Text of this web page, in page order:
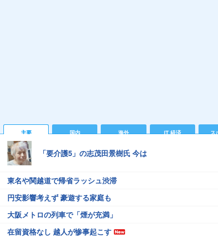
主要 国内 海外 IT 経済 ス
「要介護5」の志茂田景樹氏 今は
東名や関越道で帰省ラッシュ渋滞
円安影響考えず 豪遊する家庭も
大阪メトロの列車で「煙が充満」
在留資格なし 越人が惨事起こす